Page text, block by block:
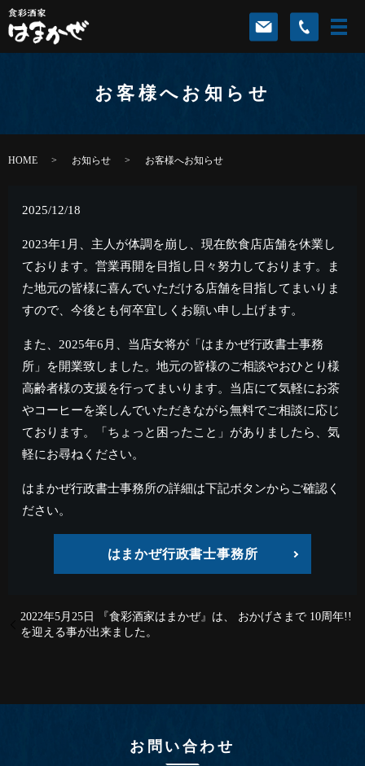
お客様へお知らせ
HOME お知らせ お客様へお知らせ
2025/12/18
2023年1月、主人が体調を崩し、現在飲食店店舗を休業し
ております。営業再開を目指し日々努力しております。ま
た地元の皆様に喜んでいただける店舗を目指してまいりま
すので、今後とも何卒宜しくお願い申し上げます。
また、2025年6月、当店女将が「はまかぜ行政書士事務
所」を開業致しました。地元の皆様のご相談やおひとり様
高齢者様の支援を行ってまいります。当店にて気軽にお茶
やコーヒーを楽しんでいただきながら無料でご相談に応じ
ております。「ちょっと困ったこと」がありましたら、気
軽にお尋ねください。
はまかぜ行政書士事務所の詳細は下記ボタンからご確認く
ださい。
はまかぜ行政書士事務所
2022年5月25日 『食彩酒家はまかぜ』は、 おかげさまで 10周年!!
を迎える事が出来ました。
お問い合わせ